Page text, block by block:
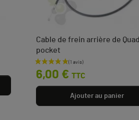
Cable de frein arrière de Quad
pocket
Prix
6,00 € TTC
Ajouter au panier